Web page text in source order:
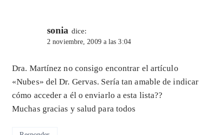
sonia dice:
2 noviembre, 2009 a las 3:04
Dra. Martínez no consigo encontrar el artículo
«Nubes» del Dr. Gervas. Sería tan amable de indicar
cómo acceder a él o enviarlo a esta lista??
Muchas gracias y salud para todos